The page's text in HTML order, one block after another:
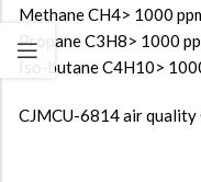
Methane CH4> 1000
Propane C3H8> 1000
Iso-butane C4H10>
CJMCU-6814 air quality